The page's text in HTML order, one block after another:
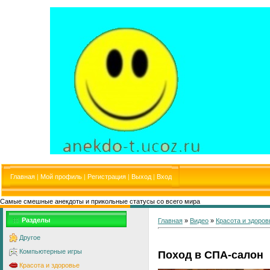
Главная | Мой профиль | Регистрация | Выход | Вход
Самые смешные анекдоты и прикольные статусы со всего мира
Разделы
Другое
Компьютерные игры
Красота и здоровье
Главная » Видео » Красота и
Поход в СПА-салон